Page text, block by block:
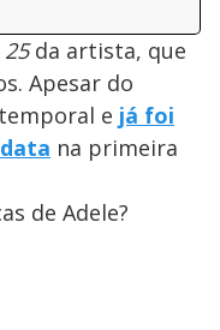
25da artista, que
Apesar do
e já foi
na primeira
de Adele?